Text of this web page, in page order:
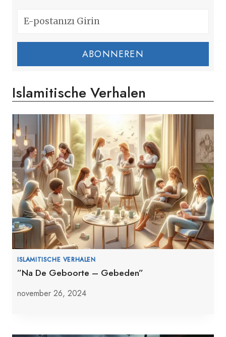
ABONNEREN
Islamitische Verhalen
ISLAMITISCHE VERHALEN
”Na De Geboorte – Gebeden”
november 26, 2024